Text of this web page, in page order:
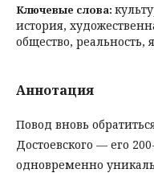
Ключевые слова:
история,
общество, реальность,
Аннотация
Повод вновь
Достоевского — его
одновременно